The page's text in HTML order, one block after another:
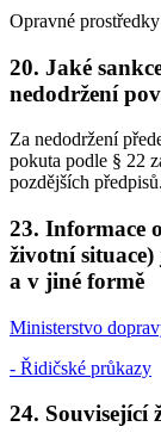
Opravné
20. Jaké
nedodržení
Za nedodržení
pokuta podle § 22
pozdějších předpisů.
23. Informace
životní
a v jiné formě
Ministerstvo
- Řidičské průkazy
24. Související